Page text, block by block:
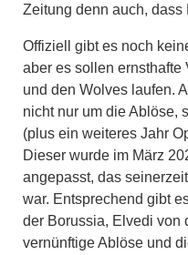
Zeitung denn auch, dass
Offiziell gibt es noch
aber es sollen
und den Wolves laufen.
nicht nur um die Ablöse,
(plus ein weiteres Jahr
Dieser wurde im März
angepasst, das
war. Entsprechend gibt
der Borussia, Elvedi von
vernünftige Ablöse und